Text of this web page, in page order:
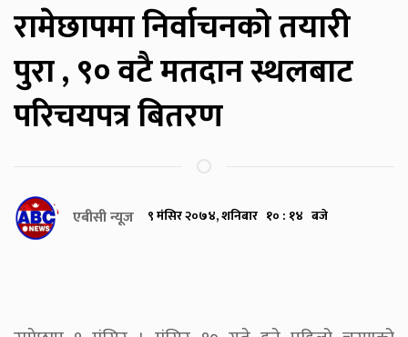
रामेछापमा निर्वाचनको तयारी
पुरा , ९० वटै मतदान स्थलबाट
परिचयपत्र बितरण
एबीसी न्यूज ९ मंसिर २०७४, शनिबार १० : १४ बजे